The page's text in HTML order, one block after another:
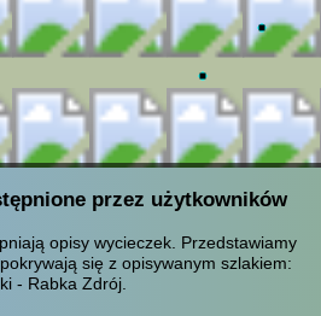
przez użytkowników
opisy wycieczek. Przedstawiamy
się z opisywanym szlakiem:
- Rabka Zdrój.